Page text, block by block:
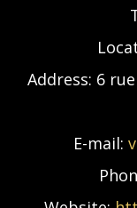
Address: 6
E-mail: